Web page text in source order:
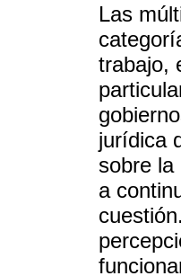
Las
trabajo,
jurídica
sobre la
a